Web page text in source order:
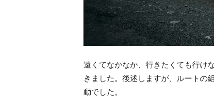
遠くてなかなか、行きたくても行け
きました。後述しますが、ルートの
動でした。